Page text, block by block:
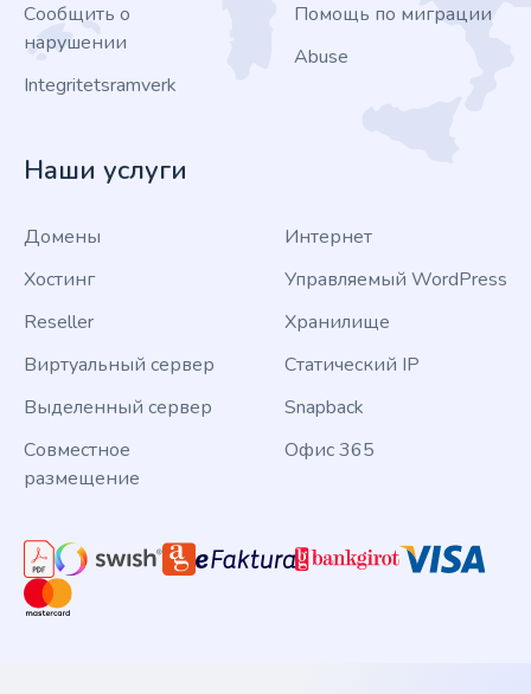
Сообщить о
нарушении
Integritetsramverk
Помощь по миграции
Abuse
Наши услуги
Домены
Хостинг
Reseller
Виртуальный сервер
Выделенный сервер
Совместное
размещение
Интернет
Управляемый WordPress
Хранилище
Статический IP
Snapback
Офис 365